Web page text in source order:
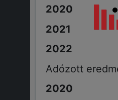
Adózott